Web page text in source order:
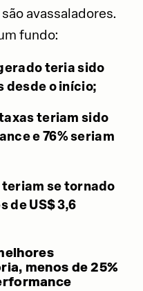
avassaladores.
fundo:
teria sido
desde o início;
teriam sido
e 76% seriam
teriam se tornado
de US$ 3,6
menos de 25%